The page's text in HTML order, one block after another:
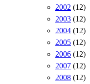
2002 (12)
2003 (12)
2004 (12)
2005 (12)
2006 (12)
2007 (12)
2008 (12)